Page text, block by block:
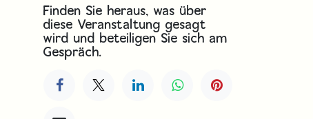
Finden Sie heraus, was über
diese Veranstaltung gesagt
wird und beteiligen Sie sich am
Gespräch.